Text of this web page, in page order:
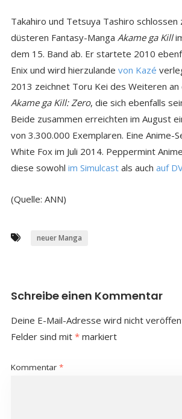
Takahiro und Tetsuya Tashiro schlossen
düsteren Fantasy-Manga Akame ga Kill
dem 15. Band ab. Er startete 2010
Enix und wird hierzulande von Kazé
2013 zeichnet Toru Kei des Weiteren
Akame ga Kill: Zero, die sich ebenfalls
Beide zusammen erreichten im August
von 3.300.000 Exemplaren. Eine Anime-
White Fox im Juli 2014. Peppermint
diese sowohl im Simulcastals auch auf
(Quelle: ANN)
neuer Manga
Schreibe einen Kommentar
Deine E-Mail-Adresse wird nicht
Felder sind mit *markiert
Kommentar *